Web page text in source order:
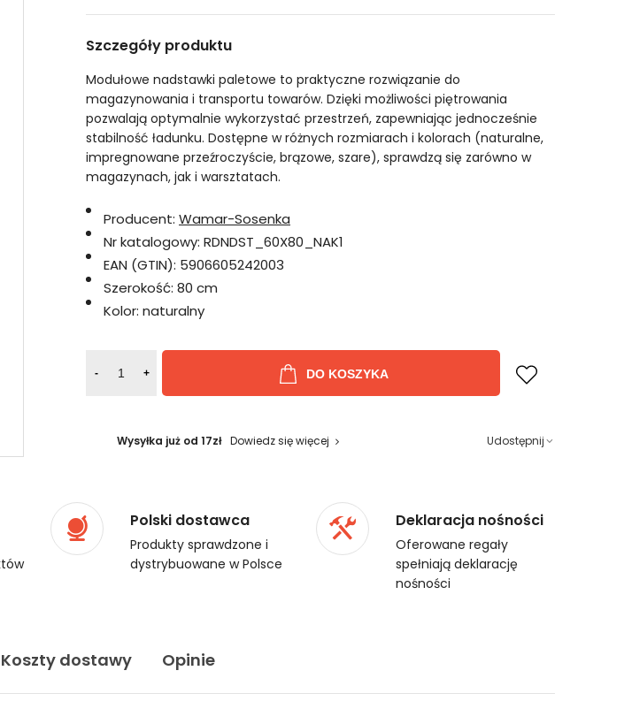
Szczegóły produktu
Modułowe nadstawki paletowe to praktyczne rozwiązanie do
magazynowania i transportu towarów. Dzięki możliwości piętrowania
pozwalają optymalnie wykorzystać przestrzeń, zapewniając jednocześnie
stabilność ładunku. Dostępne w różnych rozmiarach i kolorach (naturalne,
impregnowane przeźroczyście, brązowe, szare), sprawdzą się zarówno w
magazynach, jak i warsztatach.
Producent: Wamar-Sosenka
Nr katalogowy: RDNDST_60X80_NAK1
EAN (GTIN): 5906605242003
Szerokość: 80 cm
Kolor: naturalny
- + DO KOSZYKA
Wysyłka już od 17zł Dowiedz się więcej Udostępnij
Polski dostawca
Produkty sprawdzone i
dystrybuowane w Polsce
Deklaracja nośności
Oferowane regały
spełniają deklarację
nośności
Koszty dostawy Opinie